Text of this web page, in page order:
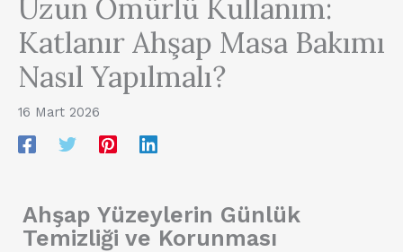
Uzun Ömürlü Kullanım:
Katlanır Ahşap Masa Bakımı
Nasıl Yapılmalı?
16 Mart 2026
Ahşap Yüzeylerin Günlük
Temizliği ve Korunması